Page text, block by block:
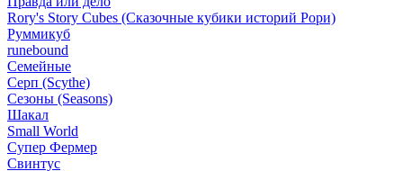
Rory's Story Cubes (Сказочные кубики историй Рори)
Руммикуб
runebound
Семейные
Серп (Scythe)
Сезоны (Seasons)
Шакал
Small World
Супер Фермер
Свинтус